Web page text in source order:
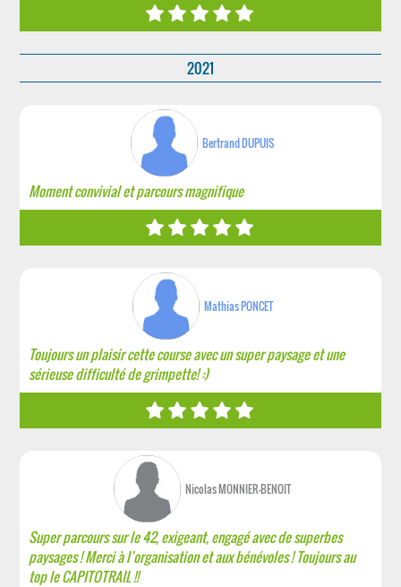
2021
Bertrand DUPUIS
Moment convivial et parcours magnifique
Mathias PONCET
Toujours un plaisir cette course avec un super paysage et une
sérieuse difficulté de grimpette! :)
Nicolas MONNIER-BENOIT
Super parcours sur le 42, exigeant, engagé avec de superbes
paysages ! Merci à l’organisation et aux bénévoles ! Toujours au
top le CAPITOTRAIL !!